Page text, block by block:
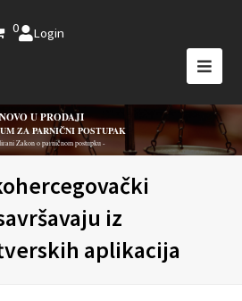
0 Login
U PRODAJI
ZA PARNIČNI POSTUPAK
Zakon o parničnom postupku -
iz
aplikacija